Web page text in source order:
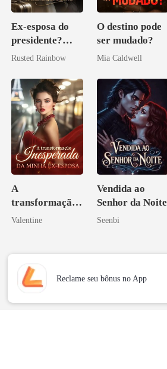
Ex-esposa do
presidente?
Preciosa
família
mafiosa!
Rusted Rainbow
O destino pode
ser mudado?
Mia Caldwell
A
transformação
inesperada da
Valentine
Vendida ao
Senhor da Noite
Seenbi
Reclame seu bônus no App